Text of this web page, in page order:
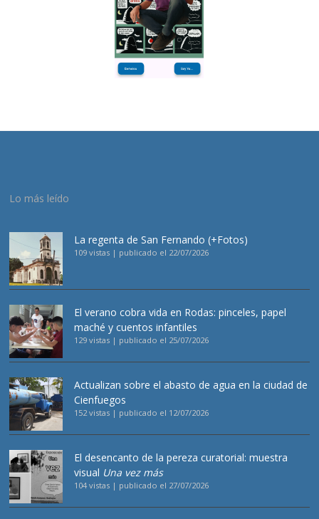
Lo más leído
La regenta de San Fernando (+Fotos)
109 vistas | publicado el 22/07/2026
El verano cobra vida en Rodas: pinceles, papel
maché y cuentos infantiles
129 vistas | publicado el 25/07/2026
Actualizan sobre el abasto de agua en la ciudad de
Cienfuegos
152 vistas | publicado el 12/07/2026
El desencanto de la pereza curatorial: muestra
visual Una vez más
104 vistas | publicado el 27/07/2026